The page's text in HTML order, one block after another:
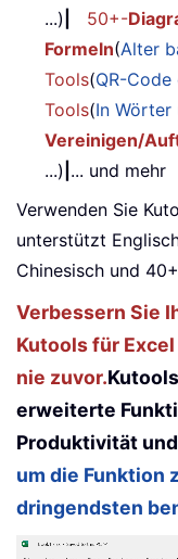
...)
50+-
Formeln(Alter
Tools(QR-
Tools(In Wörter
Vereinigen/
...) ... und mehr
Verwenden Sie
unterstützt
Chinesisch und
Verbessern Sie
Kutools für
nie zuvor.
erweiterte
Produktivität
um die Funktion
dringendsten